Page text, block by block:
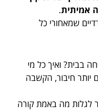
אמיתית.
שמאחורי כל
בבית? ואיך כל מי
יותר חיבור, הקשבה
לגלות מה באמת קורה